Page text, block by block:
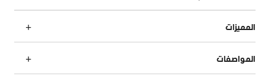
المميزات
المواصفات